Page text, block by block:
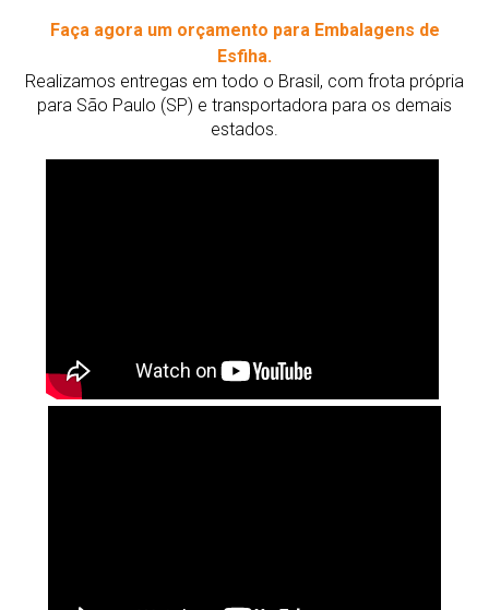
Faça agora um orçamento para Embalagens de
Esfiha.
Realizamos entregas em todo o Brasil, com frota própria
para São Paulo (SP) e transportadora para os demais
estados.